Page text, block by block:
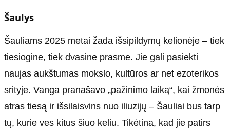
Šaulys
Šauliams 2025 metai žada išsipildymų kelionėje – tiek
tiesiogine, tiek dvasine prasme. Jie gali pasiekti
naujas aukštumas mokslo, kultūros ar net ezoterikos
srityje. Vanga pranašavo „pažinimo laiką“, kai žmonės
atras tiesą ir išsilaisvins nuo iliuzijų – Šauliai bus tarp
tų, kurie ves kitus šiuo keliu. Tikėtina, kad jie patirs